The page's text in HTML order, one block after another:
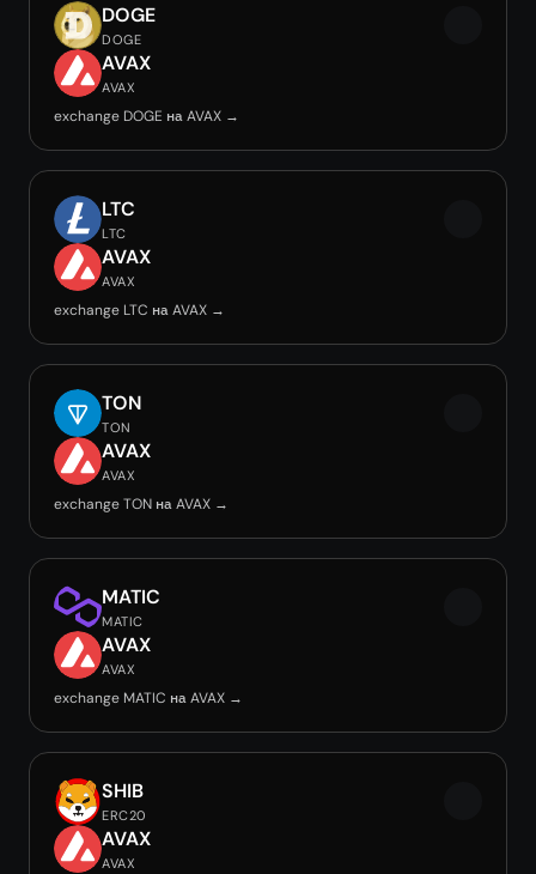
DOGE
DOGE
AVAX
AVAX
exchange DOGE на AVAX →
LTC
LTC
AVAX
AVAX
exchange LTC на AVAX →
TON
TON
AVAX
AVAX
exchange TON на AVAX →
MATIC
MATIC
AVAX
AVAX
exchange MATIC на AVAX →
SHIB
ERC20
AVAX
AVAX